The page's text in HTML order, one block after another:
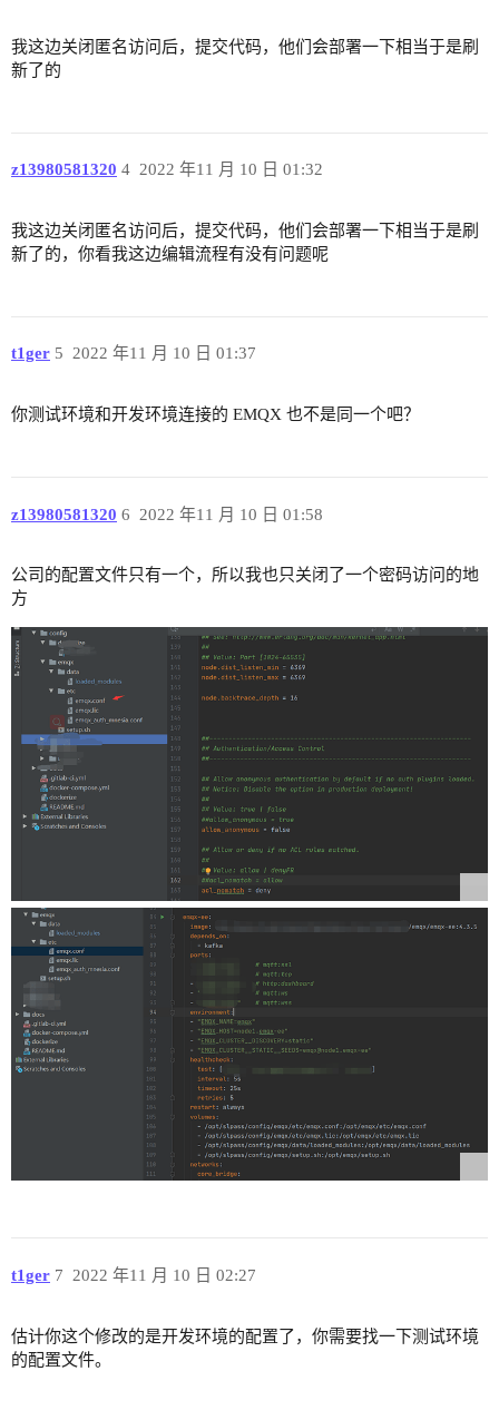
我这边关闭匿名访问后，提交代码，他们会部署一下相当于是刷
新了的
z13980581320 2022 年11 月 10 日 01:32
4
我这边关闭匿名访问后，提交代码，他们会部署一下相当于是刷
新了的，你看我这边编辑流程有没有问题呢
t1ger 2022 年11 月 10 日 01:37
5
你测试环境和开发环境连接的 EMQX 也不是同一个吧？
z13980581320 2022 年11 月 10 日 01:58
6
公司的配置文件只有一个，所以我也只关闭了一个密码访问的地
方
t1ger 2022 年11 月 10 日 02:27
7
估计你这个修改的是开发环境的配置了，你需要找一下测试环境
的配置文件。